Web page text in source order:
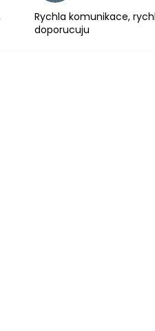
Rychla komunikace,
doporucuju